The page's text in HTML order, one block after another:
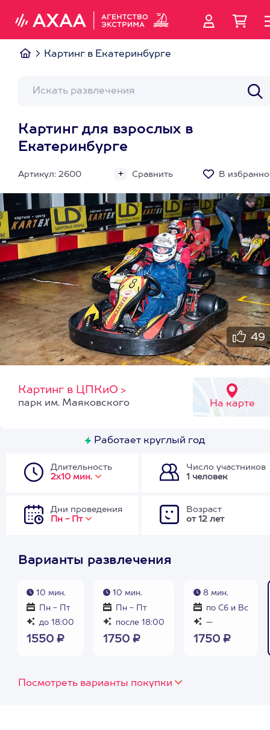
Картинг в Екатеринбурге
Картинг для взрослых в
Екатеринбурге
Артикул: 2600 Сравнить В
49
Картинг в ЦПКиО >
На карте
парк им. Маяковского
Работает круглый год
Длительность
2х10 мин.
Число участников
1 человек
Дни проведения
Пн - Пт
Возраст
от 12 лет
Варианты развлечения
10 мин.
Пн - Пт
до 18:00
1550 ₽
10 мин.
Пн - Пт
после 18:00
1750 ₽
8 мин.
по Сб и Вс
—
1750 ₽
Посмотреть варианты покупки